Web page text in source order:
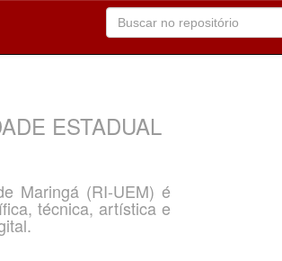
ESTADUAL
Maringá (RI-UEM) é
técnica, artística e